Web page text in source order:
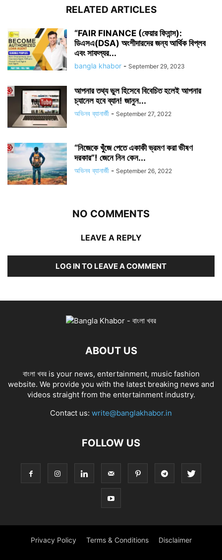
RELATED ARTICLES
“FAIR FINANCE (ফেয়ার ফিনান্স):
ডিএসএ(DSA) অংশীদারদের জন্য আর্থিক বিপ্লব
এবং সাফল্যর...
bangla khabor - September 29, 2023
আপনার তথ্য ভুল হিসেবে বিবেচিত হলেই আপনার
চ্যানেল হবে ব্যান! জানুন...
অভিনব ব্যানার্জী - September 27, 2022
“নিজেকে খুঁজে পেতে একাকী ভ্রমণ করা ভীষণ
দরকার”! জেনে নিন কেন...
অভিনব ব্যানার্জী - September 26, 2022
NO COMMENTS
LEAVE A REPLY
LOG IN TO LEAVE A COMMENT
ABOUT US
বাংলা খবর is your news, entertainment, music fashion
website. We provide you with the latest breaking news and
videos straight from the entertainment industry.
Contact us: write@banglakhabor.in
FOLLOW US
Privacy Policy Terms & Conditions Disclaimer